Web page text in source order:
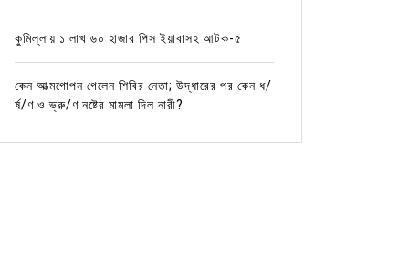
কুমিল্লায় ১ লাখ ৬০ হাজার পিস ইয়াবাসহ আটক-৫
কেন আত্মগোপন গেলেন শিবির নেতা; উদ্ধারের পর কেন ধ/
র্ষ/ণ ও ভ্রু/ণ নষ্টের মামলা দিল নারী?